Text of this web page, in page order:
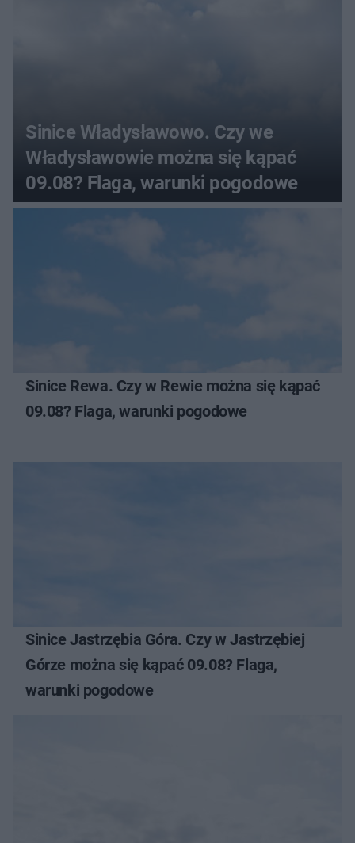
Sinice Władysławowo. Czy we
Władysławowie można się kąpać
09.08? Flaga, warunki pogodowe
Sinice Rewa. Czy w Rewie można się kąpać
09.08? Flaga, warunki pogodowe
Sinice Jastrzębia Góra. Czy w Jastrzębiej
Górze można się kąpać 09.08? Flaga,
warunki pogodowe